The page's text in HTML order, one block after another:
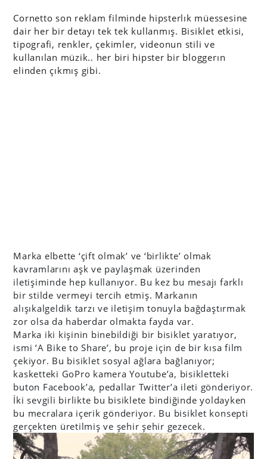
Cornetto son reklam filminde hipsterlık müessesine
dair her bir detayı tek tek kullanmış. Bisiklet etkisi,
tipografi, renkler, çekimler, videonun stili ve
kullanılan müzik.. her biri hipster bir bloggerın
elinden çıkmış gibi.
Marka elbette ‘çift olmak’ ve ‘birlikte’ olmak
kavramlarını aşk ve paylaşmak üzerinden
iletişiminde hep kullanıyor. Bu kez bu mesajı farklı
bir stilde vermeyi tercih etmiş. Markanın
alışıkalgeldik tarzı ve iletişim tonuyla bağdaştırmak
zor olsa da haberdar olmakta fayda var.
Marka iki kişinin binebildiği bir bisiklet yaratıyor,
ismi ‘A Bike to Share’, bu proje için de bir kısa film
çekiyor. Bu bisiklet sosyal ağlara bağlanıyor;
kasketteki GoPro kamera Youtube’a, bisikletteki
buton Facebook’a, pedallar Twitter’a ileti gönderiyor.
İki sevgili birlikte bu bisiklete bindiğinde yoldayken
bu mecralara içerik gönderiyor. Bu bisiklet konsepti
gerçekten üretilmiş ve şehir şehir gezecek.